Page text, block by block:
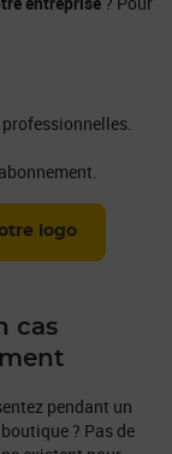
logo
cas
pendant un
? Pas de